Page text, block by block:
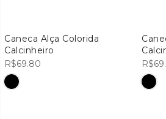
Caneca Alça Colorida
Calcinheiro
R$69.80
R$